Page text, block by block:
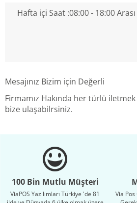
Hafta içi Saat :08:00 - 18:00 Arası
Mesajınız Bizim için Değerli
Firmamız Hakında her türlü
bize ulaşabilrsiniz.
100 Bin Mutlu Müşteri
ViaPOS Yazılımları Türkiye 'de 81
Via Pos